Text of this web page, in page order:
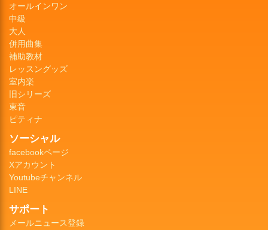
オールインワン
中級
大人
併用曲集
補助教材
レッスングッズ
室内楽
旧シリーズ
東音
ピティナ
ソーシャル
facebookページ
Xアカウント
Youtubeチャンネル
LINE
サポート
メールニュース登録